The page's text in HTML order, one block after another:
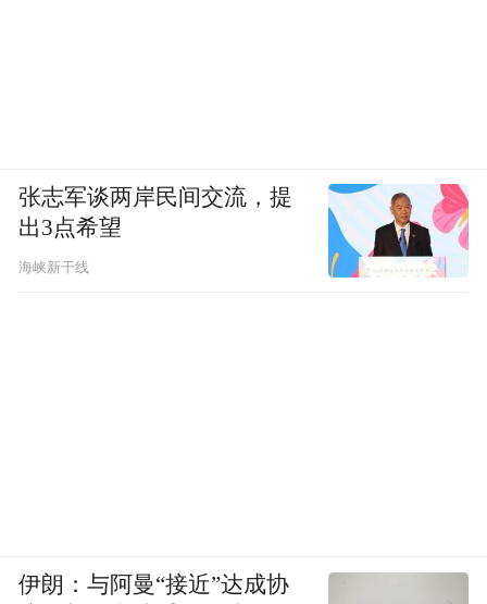
张志军谈两岸民间交流，提
出3点希望
海峡新干线
伊朗：与阿曼“接近”达成协